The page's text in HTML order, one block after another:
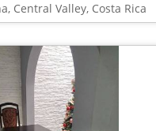
Central Valley, Costa Rica